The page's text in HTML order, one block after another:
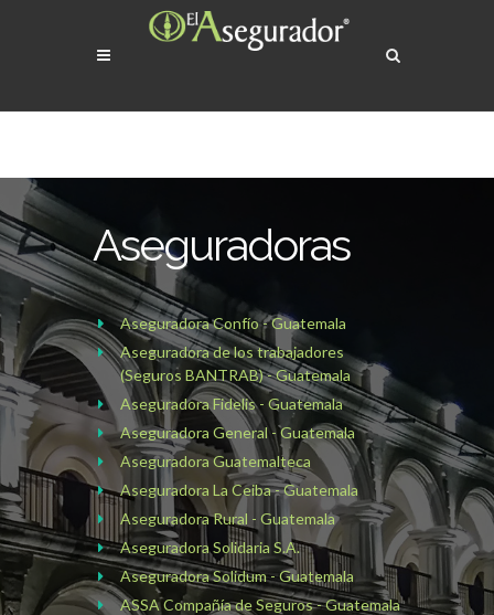
Aseguradoras
Aseguradora Confío - Guatemala
Aseguradora de los trabajadores
(Seguros BANTRAB) - Guatemala
Aseguradora Fidelis - Guatemala
Aseguradora General - Guatemala
Aseguradora Guatemalteca
Aseguradora La Ceiba - Guatemala
Aseguradora Rural - Guatemala
Aseguradora Solidaria S.A.
Aseguradora Solidum - Guatemala
ASSA Compañía de Seguros - Guatemala